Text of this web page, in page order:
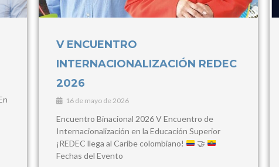
IV Congreso Internacional de
Contaduría Pública y Ciencias
Empresariales
3 de marzo de 2026
28, 29 y 30 de Abril, 2026 Popayán y Santander de
Quilichao Este congreso busca consolidarse como
un espacio de encuentro para